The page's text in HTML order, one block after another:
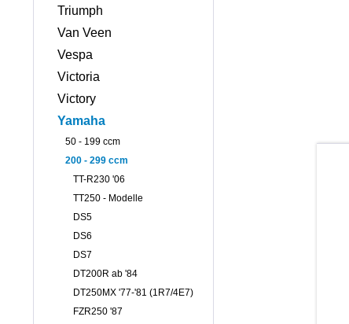
Triumph
Van Veen
Vespa
Victoria
Victory
Yamaha
50 - 199 ccm
200 - 299 ccm
TT-R230 '06
TT250 - Modelle
DS5
DS6
DS7
DT200R ab '84
DT250MX '77-'81 (1R7/4E7)
FZR250 '87